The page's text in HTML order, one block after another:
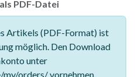
PDF-Datei
Artikels (PDF-Format) ist
möglich. Den Download
unter
orders/ vornehmen.